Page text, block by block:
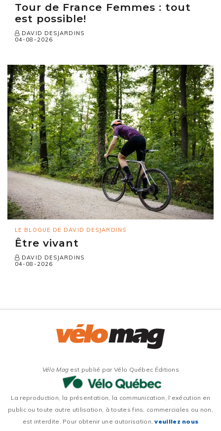
Tour de France Femmes : tout
est possible!
DAVID DESJARDINS
04-08-2026
LE BLOGUE DE DAVID DESJARDINS
Être vivant
DAVID DESJARDINS
04-08-2026
Vélo Magest publié par Vélo Québec Éditions
La reproduction, la présentation, la communication, l’exécution en
public ou toute autre utilisation, à toutes fins, commerciales ou non,
est interdite. Pour obtenir une autorisation,veuillez nous